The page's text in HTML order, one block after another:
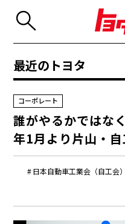
最
トヨタ
最近のトヨタ
日本自動車工業会（自工会）
コーポレート
誰がやるかではな
年1月より片山・